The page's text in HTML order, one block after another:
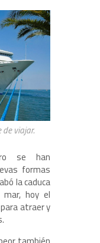
de viajar.
se han
formas
la caduca
mar, hoy el
atraer y